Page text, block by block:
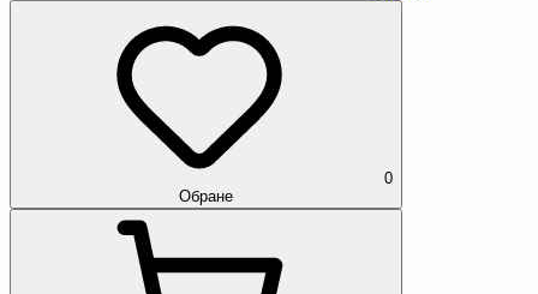
0
Обране